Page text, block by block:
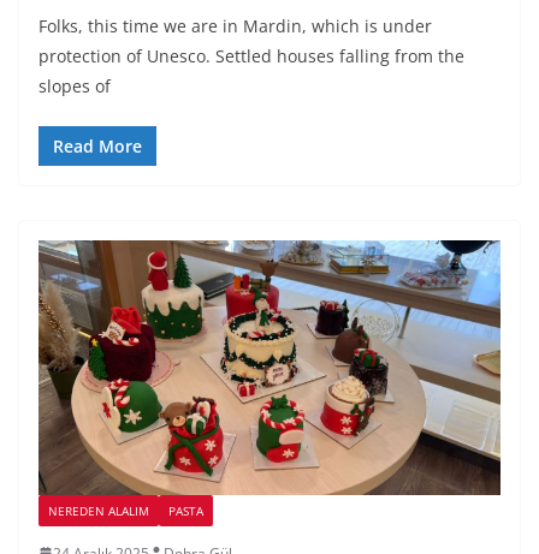
Folks, this time we are in Mardin, which is under
protection of Unesco. Settled houses falling from the
slopes of
Read More
NEREDEN ALALIM PASTA